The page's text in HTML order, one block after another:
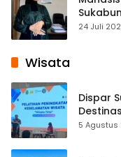
24 Juli
Wisata
Dispar
hingga
5 Agustus